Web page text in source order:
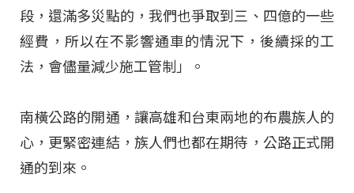
段，還滿多災點的，我們也爭取到三、四億的一些
經費，所以在不影響通車的情況下，後續採的工
法，會儘量減少施工管制」。
南橫公路的開通，讓高雄和台東兩地的布農族人的
心，更緊密連結，族人們也都在期待，公路正式開
通的到來。